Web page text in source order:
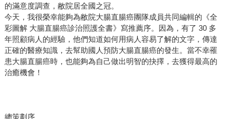
的滿意度調查，敝院居全國之冠。
今天，我很榮幸能夠為敝院大腸直腸癌團隊成員共同編輯的《全
彩圖解 大腸直腸癌診治照護全書》寫推薦序。因為，有了 30 多
年照顧病人的經驗，他們知道如何用病人容易了解的文字，傳達
正確的醫療知識，去幫助國人預防大腸直腸癌的發生。當不幸罹
患大腸直腸癌時，也能夠為自己做出明智的抉擇，去獲得最高的
治癒機會！
總策劃序